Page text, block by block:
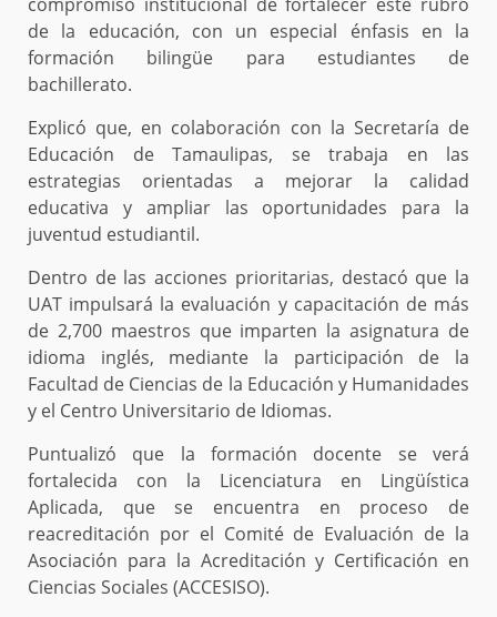
de la educación, con un especial énfasis en la
formación bilingüe para estudiantes de
bachillerato.
Explicó que, en colaboración con la Secretaría de
Educación de Tamaulipas, se trabaja en las
estrategias orientadas a mejorar la calidad
educativa y ampliar las oportunidades para la
juventud estudiantil.
Dentro de las acciones prioritarias, destacó que la
UAT impulsará la evaluación y capacitación de más
de 2,700 maestros que imparten la asignatura de
idioma inglés, mediante la participación de la
Facultad de Ciencias de la Educación y Humanidades
y el Centro Universitario de Idiomas.
Puntualizó que la formación docente se verá
fortalecida con la Licenciatura en Lingüística
Aplicada, que se encuentra en proceso de
reacreditación por el Comité de Evaluación de la
Asociación para la Acreditación y Certificación en
Ciencias Sociales (ACCESISO).